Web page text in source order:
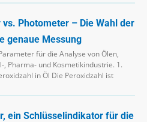
Photometer – Die Wahl der
genaue Messung
für die Analyse von Ölen,
Pharma- und Kosmetikindustrie. 1.
in Öl Die Peroxidzahl ist
ein Schlüsselindikator für die